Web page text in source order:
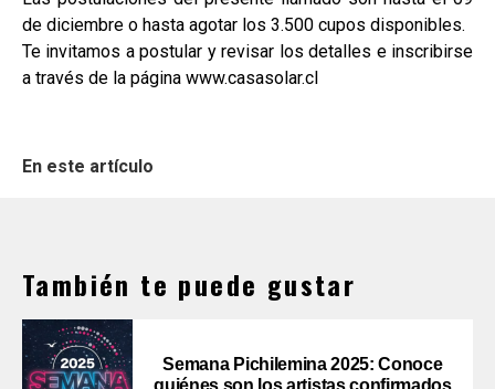
de diciembre o hasta agotar los 3.500 cupos disponibles.
Te invitamos a postular y revisar los detalles e inscribirse
a través de la página www.casasolar.cl
En este artículo
También te puede gustar
Semana Pichilemina 2025: Conoce
quiénes son los artistas confirmados